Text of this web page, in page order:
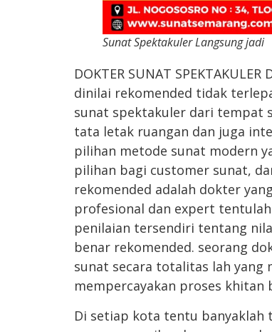
Sunat Spektakuler Langsung jadi
DOKTER SUNAT
dinilai rekomended tidak
sunat spektakuler dari tempat
tata letak ruangan dan juga
pilihan metode sunat modern
pilihan bagi customer sunat,
rekomended adalah dokter
profesional dan expert
penilaian tersendiri tentang
benar rekomended. seorang
sunat secara totalitas lah
mempercayakan proses khitan
Di setiap kota tentu